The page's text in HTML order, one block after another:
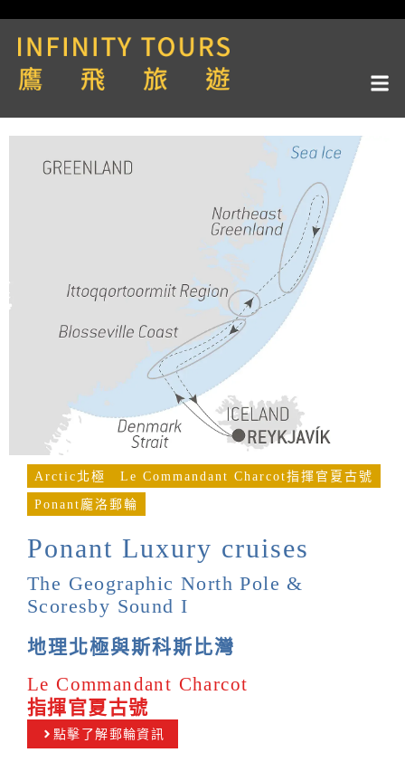
Arctic北極
Le Commandant Charcot指揮官夏古號
Ponant龐洛郵輪
Ponant Luxury cruises
The Geographic North Pole &
Scoresby Sound I
地理北極與斯科斯比灣
Le Commandant Charcot
指揮官夏古號
點擊了解郵輪資訊